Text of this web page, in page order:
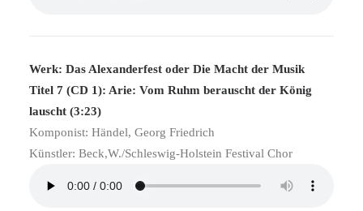
Werk: Das Alexanderfest oder Die Macht der Musik
Titel 7 (CD 1): Arie: Vom Ruhm berauscht der König
lauscht (3:23)
Komponist: Händel, Georg Friedrich
Künstler: Beck,W./Schleswig-Holstein Festival Chor